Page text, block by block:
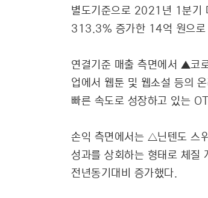
별도기준으로 2021년 1분기
313.3% 증가한 14억 원으로
연결기준 매출 측면에서 ▲코
업에서 웹툰 및 웹소설 등의
빠른 속도로 성장하고 있는
손익 측면에서는 △닌텐도 스
성과를 상회하는 형태로 체질
전년동기대비 증가했다.